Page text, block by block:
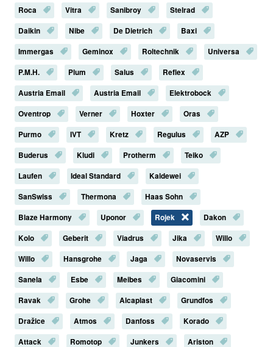
Roca
Vitra Sanibroy
Stelrad
Daikin
Nibe De Dietrich
Baxi
Immergas
Geminox Roltechnik
Universa
P.M.H.
Plum Salus
Reflex
Austria Email
Austria Email
Elektrobock
Oventrop
Verner Hoxter
Oras
Purmo
IVT Kretz Regulus
AZP
Buderus
Kludi Protherm
Teiko
Laufen
Ideal Standard
Kaldewei
SanSwiss
Thermona
Haas Sohn
Blaze Harmony
Uponor Rojek
Dakon
Kolo
Geberit Viadrus Jika
Willo
Willo
Hansgrohe Jaga
Novaservis
Sanela
Esbe Meibes
Giacomini
Ravak
Grohe Alcaplast
Grundfos
Dražice
Atmos Danfoss
Korado
Attack
Romotop Junkers Ariston